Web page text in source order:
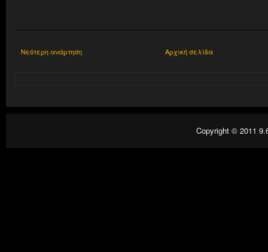
Νεότερη ανάρτηση Αρχική σελίδα
Copyright © 2011